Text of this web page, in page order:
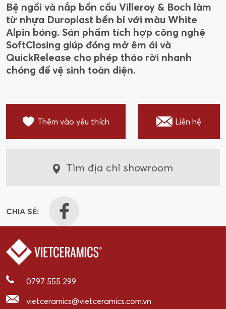
Bệ ngồi và nắp bồn cầu Villeroy & Boch làm
từ nhựa Duroplast bền bỉ với màu White
Alpin bóng. Sản phẩm tích hợp công nghệ
SoftClosing giúp đóng mở êm ái và
QuickRelease cho phép tháo rời nhanh
chóng để vệ sinh toàn diện.
Thêm vào yêu thích Liên hệ
Tìm địa chỉ showroom
CHIA SẺ:
0797 555 299
vietceramics@vietceramics.com.vn